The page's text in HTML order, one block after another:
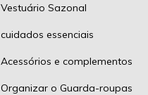
Vestuário Sazonal
cuidados essenciais
Acessórios e complementos
Organizar o Guarda-roupas